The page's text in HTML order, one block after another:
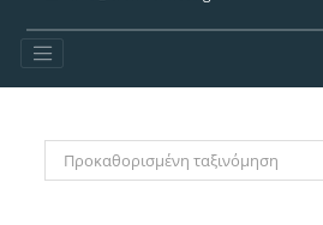
Προκαθορισμένη ταξινόμηση